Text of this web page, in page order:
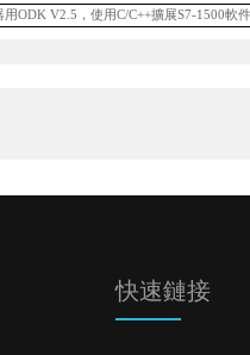
用ODK V2.5，使用C/C++擴展S7-1500軟
快速鏈接